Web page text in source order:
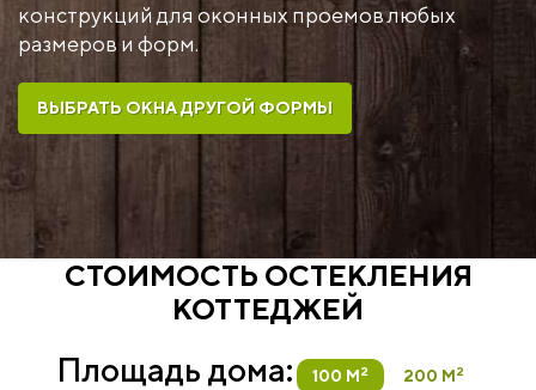
конструкций для оконных проемов любых
размеров и форм.
ВЫБРАТЬ ОКНА ДРУГОЙ ФОРМЫ
СТОИМОСТЬ ОСТЕКЛЕНИЯ
КОТТЕДЖЕЙ
Площадь дома: 100 М2 200 М2